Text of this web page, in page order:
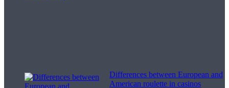
Differences between European and
American roulette in casinos